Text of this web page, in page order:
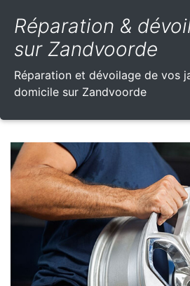
Réparation &
sur Zandvoorde
Réparation et dévoilage de vos
domicile sur Zandvoorde